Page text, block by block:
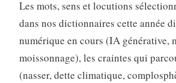
Les mots, sens et locutions
dans nos dictionnaires cette année
numérique en cours (IA générative,
moissonnage), les craintes qui
(nasser, dette climatique,